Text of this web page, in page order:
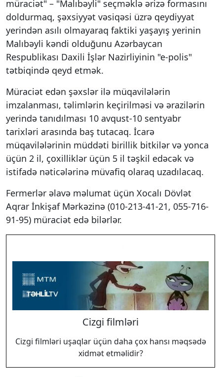
müraciət" – "Malıbəyli" seçməklə ərizə formasını
doldurmaq, şəxsiyyət vəsiqəsi üzrə qeydiyyat
yerindən asılı olmayaraq faktiki yaşayış yerinin
Malıbəyli kəndi olduğunu Azərbaycan
Respublikası Daxili İşlər Nazirliyinin "e-polis"
tətbiqində qeyd etmək.
Müraciət edən şəxslər ilə müqavilələrin
imzalanması, təlimlərin keçirilməsi və ərazilərin
yerində tanıdılması 10 avqust-10 sentyabr
tarixləri arasında baş tutacaq. İcarə
müqavilələrinin müddəti birillik bitkilər və yonca
üçün 2 il, çoxilliklər üçün 5 il təşkil edəcək və
istifadə nəticələrinə müvafiq olaraq uzadılacaq.
Fermerlər əlavə məlumat üçün Xocalı Dövlət
Aqrar İnkişaf Mərkəzinə (010-213-41-21, 055-716-
91-95) müraciət edə bilərlər.
Cizgi filmləri
Cizgi filmləri uşaqlar üçün daha çox hansı məqsədə
xidmət etməlidir?